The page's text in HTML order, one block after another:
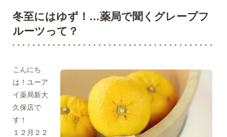
冬至にはゆず！…薬局で聞くグレープフ
ルーツって？
こんにち
は！ユーア
イ薬局新大
久保店で
す！
１２月２２